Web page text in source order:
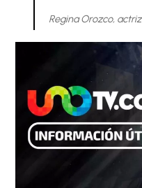
Regina Orozco, actriz